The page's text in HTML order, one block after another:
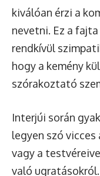
kiválóan érzi a
nevetni. Ez a
rendkívül
hogy a kemény
szórakoztató
Interjúi során
legyen szó
vagy a
való ugratásokról.